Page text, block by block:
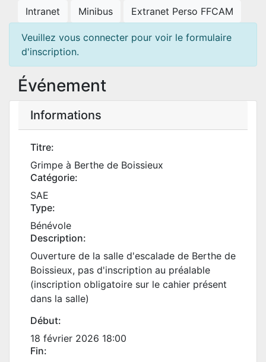
Intranet Minibus Extranet Perso FFCAM
Veuillez vous connecter pour voir le formulaire
d'inscription.
Événement
Informations
Titre:
Grimpe à Berthe de Boissieux
Catégorie:
SAE
Type:
Bénévole
Description:
Ouverture de la salle d'escalade de Berthe de
Boissieux, pas d'inscription au préalable
(inscription obligatoire sur le cahier présent
dans la salle)
Début:
18 février 2026 18:00
Fin: